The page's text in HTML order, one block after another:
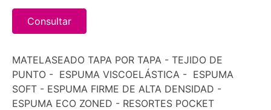
Consultar
MATELASEADO TAPA POR TAPA - TEJIDO DE
PUNTO - ESPUMA VISCOELÁSTICA - ESPUMA
SOFT - ESPUMA FIRME DE ALTA DENSIDAD -
ESPUMA ECO ZONED - RESORTES POCKET